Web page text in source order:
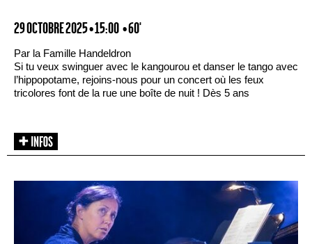
29 OCTOBRE 2025 • 15:00 • 60'
Par la Famille Handeldron
Si tu veux swinguer avec le kangourou et danser le tango avec
l’hippopotame, rejoins-nous pour un concert où les feux
tricolores font de la rue une boîte de nuit ! Dès 5 ans